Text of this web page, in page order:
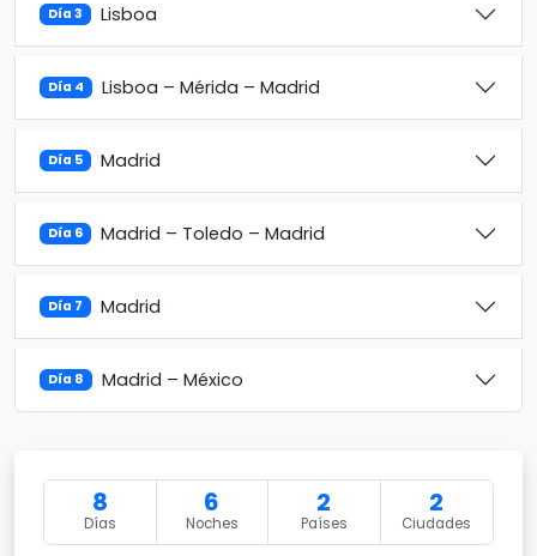
Día 3 Lisboa
Día 4 Lisboa – Mérida – Madrid
Día 5 Madrid
Día 6 Madrid – Toledo – Madrid
Día 7 Madrid
Día 8 Madrid – México
8
Días
6
Noches
2
Países
2
Ciudades